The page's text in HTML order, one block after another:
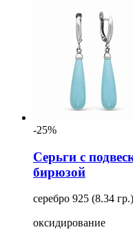
-25%
Серьги с
бирюзой
серебро 925 (8.34 гр.)
оксидирование